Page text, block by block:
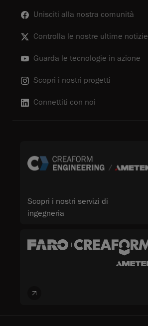
Unisciti alla nostra comunità
Controlla le nostre ultime notizie
Guarda le tecnologie in azione
Scopri i nostri progetti
Connettiti con noi
Scopri i nostri servizi di
ingegneria